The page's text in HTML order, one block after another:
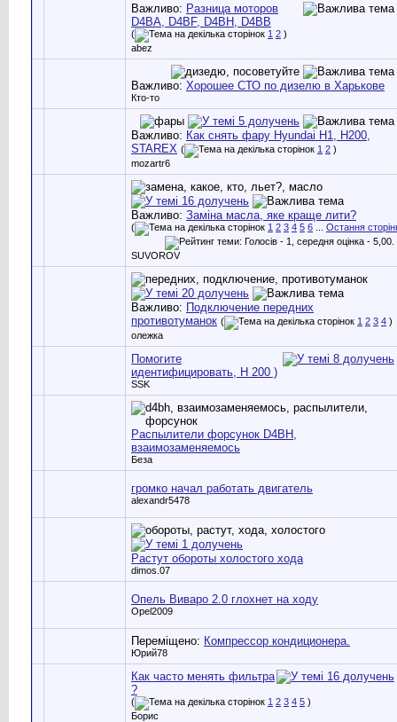
Важливо: Разница моторов
D4BA, D4BF, D4BH, D4BB
( 1 2 )
abez
Важливо: Хорошее СТО по дизелю в Харькове
Кто-то
Важливо: Как снять фару Hyundai H1, H200,
STAREX ( 1 2 )
mozartr6
Важливо: Заміна масла, яке краще лити?
( 1 2 3 4 5 6 Остання
SUVOROV
Важливо: Подключение передних
противотуманок ( 1 2 3 4 )
олежка
Помогите
идентифицировать, H 200 )
SSK
Распылители форсунок D4BH,
взаимозаменяемось
Беза
громко начал работать двигатель
alexandr5478
Растут обороты холостого хода
dimos.07
Опель Виваро 2.0 глохнет на ходу
Opel2009
Переміщено: Компрессор кондиционера.
Юрий78
Как часто менять фильтра
?
( 1 2 3 4 5 )
Борис